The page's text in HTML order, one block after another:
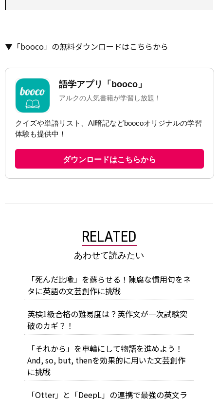
▼「booco」の無料ダウンロードはこちらから
RELATED
あわせて読みたい
「死んだ比喩」を蘇らせる！陳腐な慣用句をネ
タに英語の文芸創作に挑戦
英検1級合格の難易度は？英作文が一次試験突
破のカギ？！
「それから」を車輪にして物語を進めよう！
And, so, but, thenを効果的に用いた文芸創作
に挑戦
「Otter」と「DeepL」の連携で最強の英文ラ